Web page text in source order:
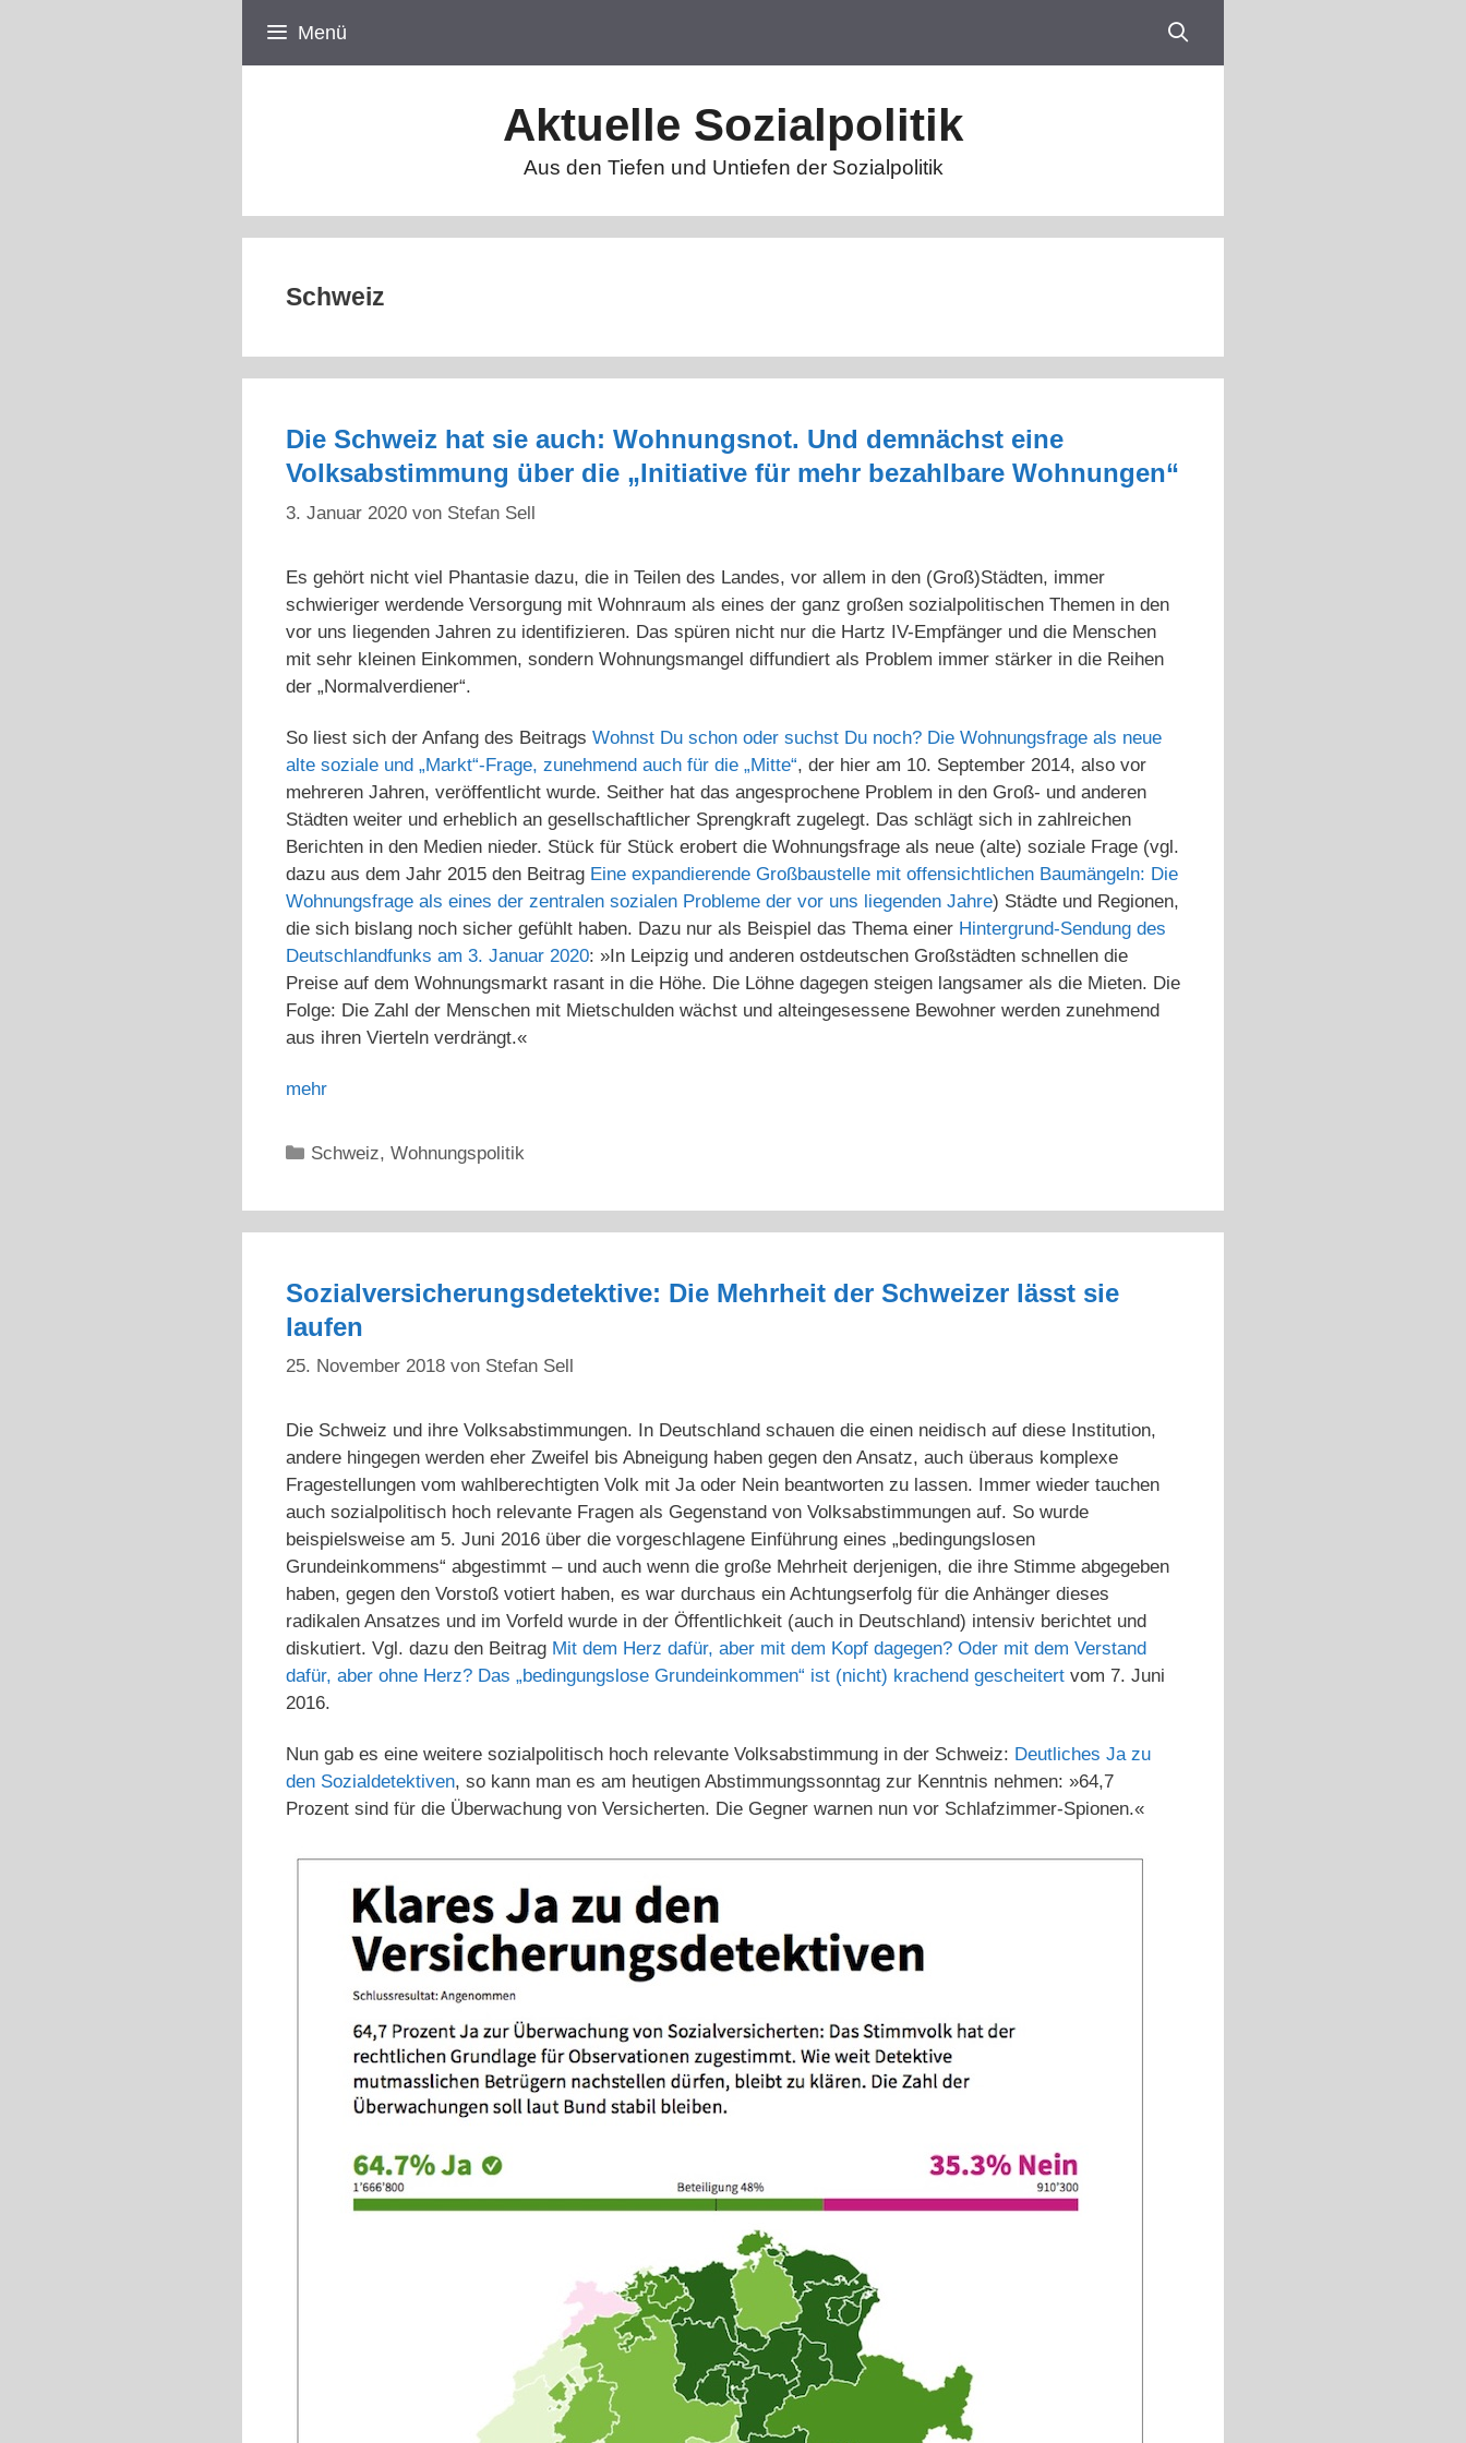
Menü
Aktuelle Sozialpolitik
Aus den Tiefen und Untiefen der Sozialpolitik
Schweiz
Die Schweiz hat sie auch: Wohnungsnot. Und demnächst eine
Volksabstimmung über die „Initiative für mehr bezahlbare Wohnungen“
3. Januar 2020 von Stefan Sell
Es gehört nicht viel Phantasie dazu, die in Teilen des Landes, vor allem in den (Groß)Städten, immer
schwieriger werdende Versorgung mit Wohnraum als eines der ganz großen sozialpolitischen Themen in den
vor uns liegenden Jahren zu identifizieren. Das spüren nicht nur die Hartz IV-Empfänger und die Menschen
mit sehr kleinen Einkommen, sondern Wohnungsmangel diffundiert als Problem immer stärker in die Reihen
der „Normalverdiener“.
So liest sich der Anfang des Beitrags Wohnst Du schon oder suchst Du noch? Die Wohnungsfrage als neue
alte soziale und „Markt“-Frage, zunehmend auch für die „Mitte“, der hier am 10. September 2014, also vor
mehreren Jahren, veröffentlicht wurde. Seither hat das angesprochene Problem in den Groß- und anderen
Städten weiter und erheblich an gesellschaftlicher Sprengkraft zugelegt. Das schlägt sich in zahlreichen
Berichten in den Medien nieder. Stück für Stück erobert die Wohnungsfrage als neue (alte) soziale Frage (vgl.
dazu aus dem Jahr 2015 den Beitrag Eine expandierende Großbaustelle mit offensichtlichen Baumängeln: Die
Wohnungsfrage als eines der zentralen sozialen Probleme der vor uns liegenden Jahre) Städte und Regionen,
die sich bislang noch sicher gefühlt haben. Dazu nur als Beispiel das Thema einer Hintergrund-Sendung des
Deutschlandfunks am 3. Januar 2020: »In Leipzig und anderen ostdeutschen Großstädten schnellen die
Preise auf dem Wohnungsmarkt rasant in die Höhe. Die Löhne dagegen steigen langsamer als die Mieten. Die
Folge: Die Zahl der Menschen mit Mietschulden wächst und alteingesessene Bewohner werden zunehmend
aus ihren Vierteln verdrängt.«
mehr
Kategorien
Schweiz,Wohnungspolitik
Sozialversicherungsdetektive: Die Mehrheit der Schweizer lässt sie
laufen
25. November 2018 von Stefan Sell
Die Schweiz und ihre Volksabstimmungen. In Deutschland schauen die einen neidisch auf diese Institution,
andere hingegen werden eher Zweifel bis Abneigung haben gegen den Ansatz, auch überaus komplexe
Fragestellungen vom wahlberechtigten Volk mit Ja oder Nein beantworten zu lassen. Immer wieder tauchen
auch sozialpolitisch hoch relevante Fragen als Gegenstand von Volksabstimmungen auf. So wurde
beispielsweise am 5. Juni 2016 über die vorgeschlagene Einführung eines „bedingungslosen
Grundeinkommens“ abgestimmt – und auch wenn die große Mehrheit derjenigen, die ihre Stimme abgegeben
haben, gegen den Vorstoß votiert haben, es war durchaus ein Achtungserfolg für die Anhänger dieses
radikalen Ansatzes und im Vorfeld wurde in der Öffentlichkeit (auch in Deutschland) intensiv berichtet und
diskutiert. Vgl. dazu den Beitrag Mit dem Herz dafür, aber mit dem Kopf dagegen? Oder mit dem Verstand
dafür, aber ohne Herz? Das „bedingungslose Grundeinkommen“ ist (nicht) krachend gescheitert vom 7. Juni
2016.
Nun gab es eine weitere sozialpolitisch hoch relevante Volksabstimmung in der Schweiz: Deutliches Ja zu
den Sozialdetektiven, so kann man es am heutigen Abstimmungssonntag zur Kenntnis nehmen: »64,7
Prozent sind für die Überwachung von Versicherten. Die Gegner warnen nun vor Schlafzimmer-Spionen.«